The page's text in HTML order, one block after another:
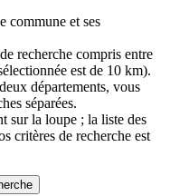
commune et ses
recherche compris entre
est de 10 km).
départements, vous
séparées.
sur la loupe ; la liste des
critères de recherche est